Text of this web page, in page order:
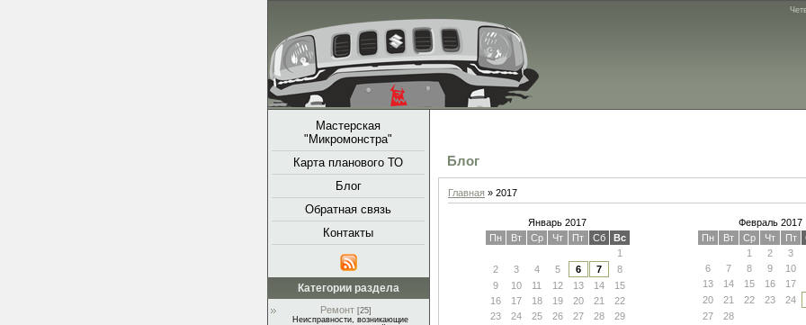
Мастерская
"Микромонстра"
Карта планового ТО
Блог
Обратная связь
Контакты
Категории раздела
Ремонт [25]
Неисправности, возникающие
Блог
Главная » 2017
Январь 2017
Пн
Вт Ср Чт Пт Сб
Вс
1
2
3 4 5 6 7
8
9
10 11 12 13 14
15
16
17 18 19 20 21
22
23
24 25 26 27 28
29
Февраль 2017
Пн
Вт Ср Чт Пт
1
2 3
6
7 8 9 10
13
14 15 16 17
20
21 22 23 24
27
28